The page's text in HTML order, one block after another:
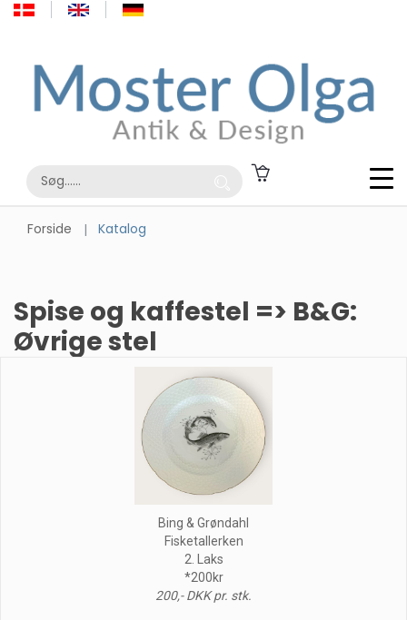
Forside Katalog
Spise og kaffestel => B&G:
Øvrige stel
Bing & Grøndahl
Fisketallerken
2. Laks
*200kr
200,- DKK pr. stk.